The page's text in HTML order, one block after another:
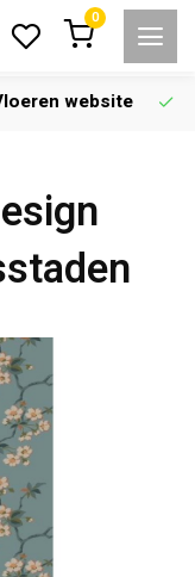
0
website